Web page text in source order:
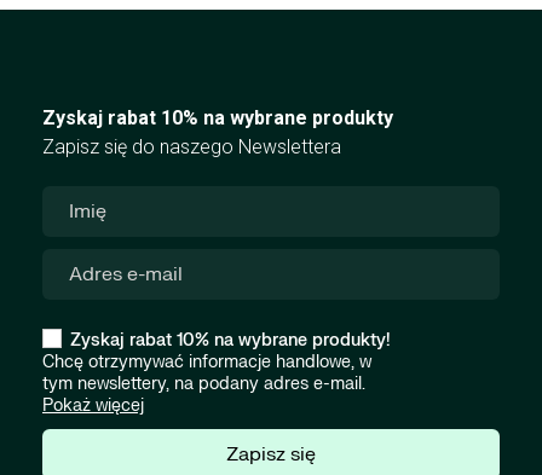
Zyskaj rabat 10% na wybrane produkty
Zapisz się do naszego Newslettera
Zyskaj rabat 10% na wybrane produkty!
Chcę otrzymywać informacje handlowe, w
tym newslettery, na podany adres e-mail.
Pokaż więcej
Zapisz się